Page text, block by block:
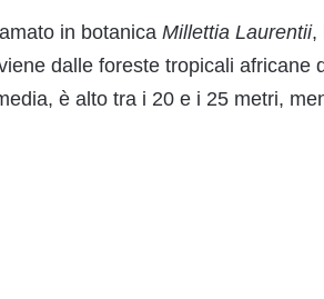
in botanica Millettia Laurentii,
dalle foreste tropicali africane
è alto tra i 20 e i 25 metri,